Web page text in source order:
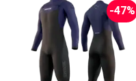
-47%